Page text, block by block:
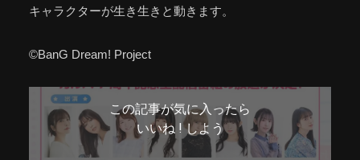
キャラクターが生き生きと動きます。
©BanG Dream! Project
この記事が気に入ったら
いいね ! しよう